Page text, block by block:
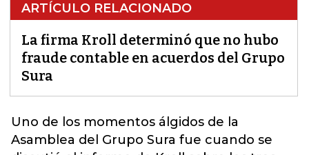
ARTÍCULO RELACIONADO
La firma Kroll determinó que no hubo
fraude contable en acuerdos del Grupo
Sura
Uno de los momentos álgidos de la
Asamblea del Grupo Sura fue cuando se